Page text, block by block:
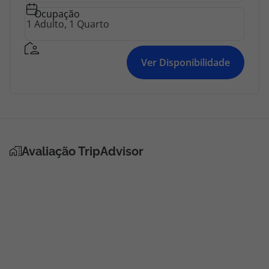
topatlantico@topatlantico.com
Ocupação
Ver Disponibilidade
Avaliação TripAdvisor